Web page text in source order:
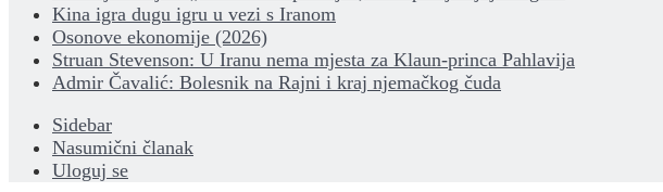
Kina igra dugu igru u vezi s Iranom
Osonove ekonomije (2026)
Struan Stevenson: U Iranu nema mjesta za Klaun-princa Pahlavija
Admir Čavalić: Bolesnik na Rajni i kraj njemačkog čuda
Sidebar
Nasumični članak
Uloguj se